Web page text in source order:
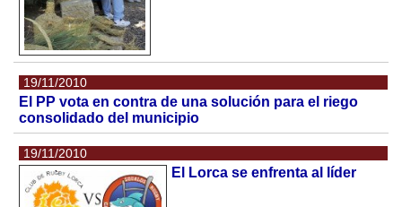
19/11/2010
El PP vota en contra de una solución para el riego
consolidado del municipio
19/11/2010
El Lorca se enfrenta al líder